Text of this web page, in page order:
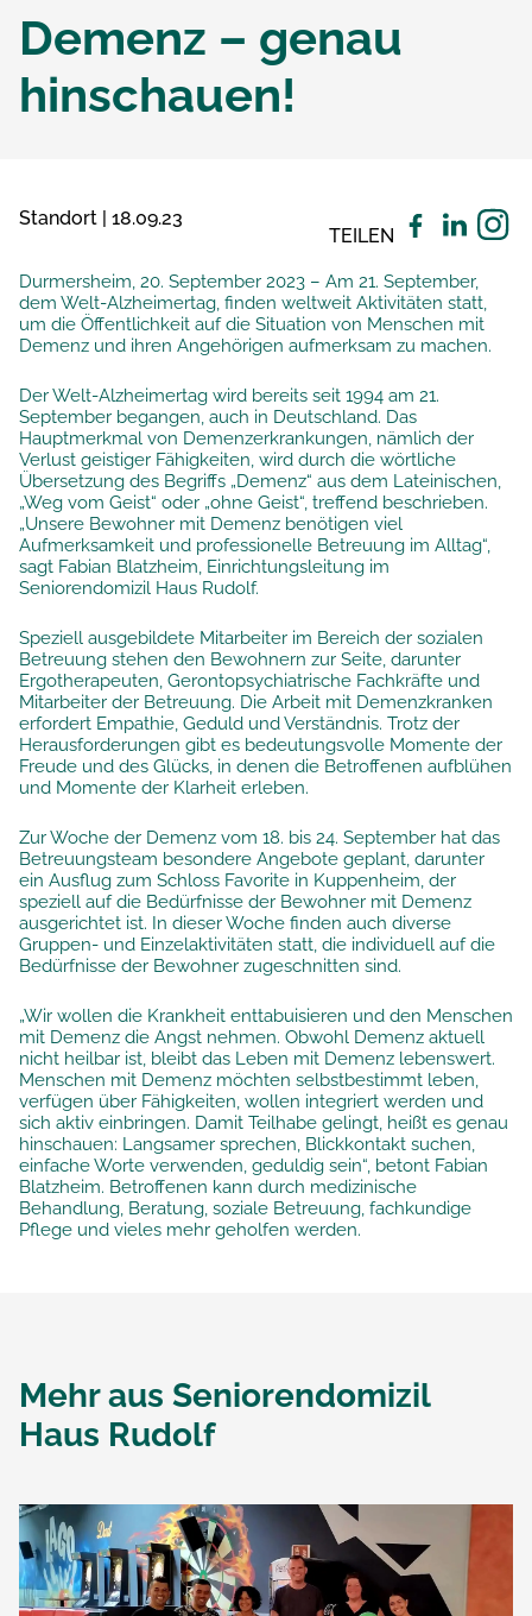
Demenz – genau
hinschauen!
Standort | 18.09.23
TEILEN
Durmersheim, 20. September 2023 – Am 21. September,
dem Welt-Alzheimertag, finden weltweit Aktivitäten statt,
um die Öffentlichkeit auf die Situation von Menschen mit
Demenz und ihren Angehörigen aufmerksam zu machen.
Der Welt-Alzheimertag wird bereits seit 1994 am 21.
September begangen, auch in Deutschland. Das
Hauptmerkmal von Demenzerkrankungen, nämlich der
Verlust geistiger Fähigkeiten, wird durch die wörtliche
Übersetzung des Begriffs „Demenz“ aus dem Lateinischen,
„Weg vom Geist“ oder „ohne Geist“, treffend beschrieben.
„Unsere Bewohner mit Demenz benötigen viel
Aufmerksamkeit und professionelle Betreuung im Alltag“,
sagt Fabian Blatzheim, Einrichtungsleitung im
Seniorendomizil Haus Rudolf.
Speziell ausgebildete Mitarbeiter im Bereich der sozialen
Betreuung stehen den Bewohnern zur Seite, darunter
Ergotherapeuten, Gerontopsychiatrische Fachkräfte und
Mitarbeiter der Betreuung. Die Arbeit mit Demenzkranken
erfordert Empathie, Geduld und Verständnis. Trotz der
Herausforderungen gibt es bedeutungsvolle Momente der
Freude und des Glücks, in denen die Betroffenen aufblühen
und Momente der Klarheit erleben.
Zur Woche der Demenz vom 18. bis 24. September hat das
Betreuungsteam besondere Angebote geplant, darunter
ein Ausflug zum Schloss Favorite in Kuppenheim, der
speziell auf die Bedürfnisse der Bewohner mit Demenz
ausgerichtet ist. In dieser Woche finden auch diverse
Gruppen- und Einzelaktivitäten statt, die individuell auf die
Bedürfnisse der Bewohner zugeschnitten sind.
„Wir wollen die Krankheit enttabuisieren und den Menschen
mit Demenz die Angst nehmen. Obwohl Demenz aktuell
nicht heilbar ist, bleibt das Leben mit Demenz lebenswert.
Menschen mit Demenz möchten selbstbestimmt leben,
verfügen über Fähigkeiten, wollen integriert werden und
sich aktiv einbringen. Damit Teilhabe gelingt, heißt es genau
hinschauen: Langsamer sprechen, Blickkontakt suchen,
einfache Worte verwenden, geduldig sein“, betont Fabian
Blatzheim. Betroffenen kann durch medizinische
Behandlung, Beratung, soziale Betreuung, fachkundige
Pflege und vieles mehr geholfen werden.
Mehr aus Seniorendomizil
Haus Rudolf